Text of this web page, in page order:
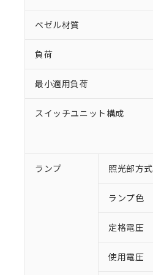
ベゼル材質
負荷
最小適用負荷
スイッチユニット構成
ランプ 照光部方式
ランプ色
定格電圧
使用電圧